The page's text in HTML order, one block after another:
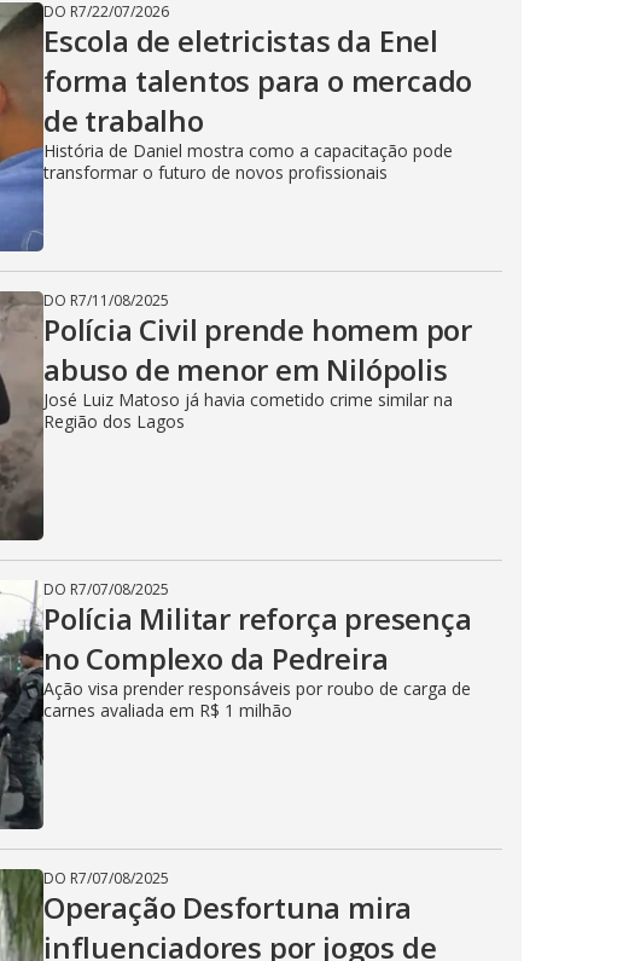
DO R7/22/07/2026
Escola de eletricistas da Enel
forma talentos para o mercado
de trabalho
História de Daniel mostra como a capacitação pode
transformar o futuro de novos profissionais
DO R7/11/08/2025
Polícia Civil prende homem por
abuso de menor em Nilópolis
José Luiz Matoso já havia cometido crime similar na
Região dos Lagos
DO R7/07/08/2025
Polícia Militar reforça presença
no Complexo da Pedreira
Ação visa prender responsáveis por roubo de carga de
carnes avaliada em R$ 1 milhão
DO R7/07/08/2025
Operação Desfortuna mira
influenciadores por jogos de